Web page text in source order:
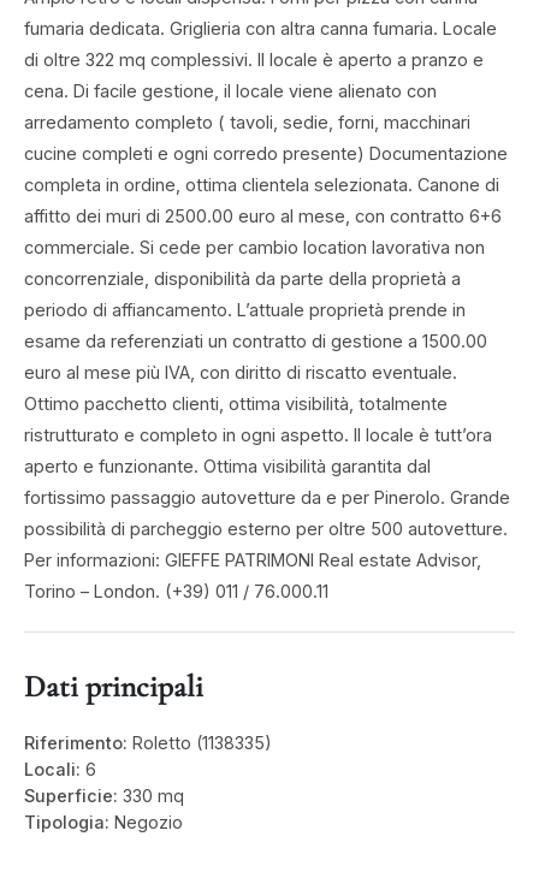
fumaria dedicata. Griglieria con altra canna fumaria. Locale
di oltre 322 mq complessivi. Il locale è aperto a pranzo e
cena. Di facile gestione, il locale viene alienato con
arredamento completo ( tavoli, sedie, forni, macchinari
cucine completi e ogni corredo presente) Documentazione
completa in ordine, ottima clientela selezionata. Canone di
affitto dei muri di 2500.00 euro al mese, con contratto 6+6
commerciale. Si cede per cambio location lavorativa non
concorrenziale, disponibilità da parte della proprietà a
periodo di affiancamento. L’attuale proprietà prende in
esame da referenziati un contratto di gestione a 1500.00
euro al mese più IVA, con diritto di riscatto eventuale.
Ottimo pacchetto clienti, ottima visibilità, totalmente
ristrutturato e completo in ogni aspetto. Il locale è tutt’ora
aperto e funzionante. Ottima visibilità garantita dal
fortissimo passaggio autovetture da e per Pinerolo. Grande
possibilità di parcheggio esterno per oltre 500 autovetture.
Per informazioni: GIEFFE PATRIMONI Real estate Advisor,
Torino – London. (+39) 011 / 76.000.11
Dati principali
Riferimento: Roletto (1138335)
Locali: 6
Superficie: 330 mq
Tipologia: Negozio